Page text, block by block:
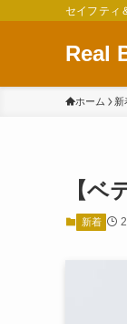
セイフティ
Real
ホーム 新
【ベ
新着